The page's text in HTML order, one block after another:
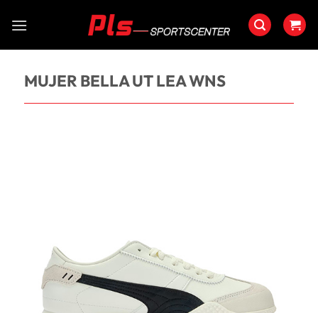
MUJER BELLA UT LEA WNS